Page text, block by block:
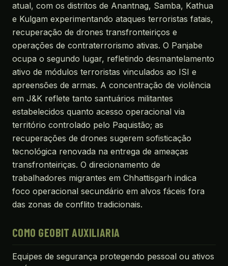
atual, com os distritos de Anantnag, Samba, Kathua
e Kulgam experimentando ataques terroristas fatais,
recuperação de drones transfronteiriços e
operações de contraterrorismo ativas. O Panjabe
ocupa o segundo lugar, refletindo desmantelamento
ativo de módulos terroristas vinculados ao ISI e
apreensões de armas. A concentração de violência
em J&K reflete tanto santuários militantes
estabelecidos quanto acesso operacional via
território controlado pelo Paquistão; as
recuperações de drones sugerem sofisticação
tecnológica renovada na entrega de ameaças
transfronteiriças. O direcionamento de
trabalhadores migrantes em Chhattisgarh indica
foco operacional secundário em alvos fáceis fora
das zonas de conflito tradicionais.
COMO GEOBIT AUXILIARIA
Equipes de segurança protegendo pessoal ou ativos